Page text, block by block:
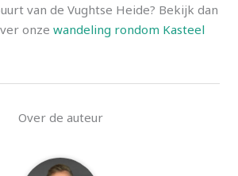
van de Vughtse Heide? Bekijk dan
onzewandeling rondom Kasteel
Over de auteur